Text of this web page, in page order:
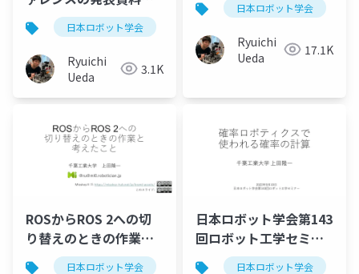
（2025年12月13日@金
沢工業大学）
日本ロボット学会
Ryuichi
Ueda
3.1K
日本ロボット学会
Ryuichi
Ueda
17.1K
ROSからROS 2への切
り替えのときの作業と
考えたこと日本ロボット学会 ros ソフトウェア
日本ロボット学会第143
回ロボット工学セミナ
ー
日本ロボット学会